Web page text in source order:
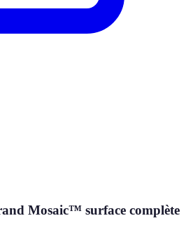
Mosaic™ surface complète